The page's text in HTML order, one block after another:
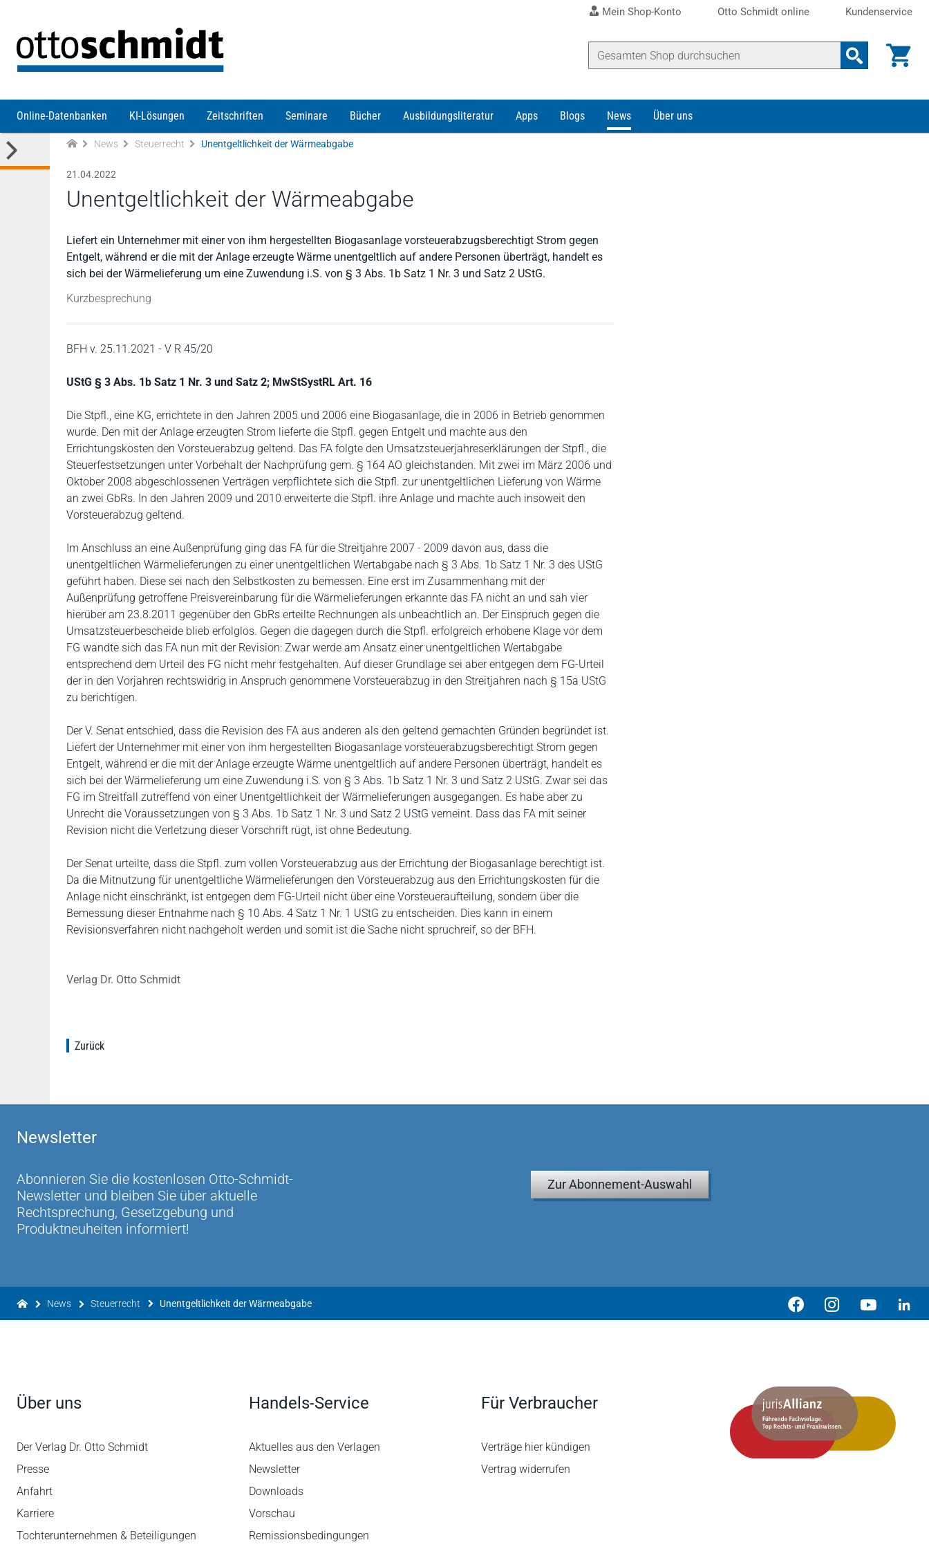
Mein Shop-Konto Otto Schmidt online Kundenservice
Online-Datenbanken KI-Lösungen Zeitschriften Seminare Bücher Ausbildungsliteratur Apps Blogs News Über uns
News Steuerrecht Unentgeltlichkeit der Wärmeabgabe
21.04.2022
Unentgeltlichkeit der Wärmeabgabe
Liefert ein Unternehmer mit einer von ihm hergestellten Biogasanlage vorsteuerabzugsberechtigt Strom gegen
Entgelt, während er die mit der Anlage erzeugte Wärme unentgeltlich auf andere Personen überträgt, handelt es
sich bei der Wärmelieferung um eine Zuwendung i.S. von § 3 Abs. 1b Satz 1 Nr. 3 und Satz 2 UStG.
Kurzbesprechung
BFH v. 25.11.2021 - V R 45/20
UStG § 3 Abs. 1b Satz 1 Nr. 3 und Satz 2; MwStSystRL Art. 16
Die Stpfl., eine KG, errichtete in den Jahren 2005 und 2006 eine Biogasanlage, die in 2006 in Betrieb genommen
wurde. Den mit der Anlage erzeugten Strom lieferte die Stpfl. gegen Entgelt und machte aus den
Errichtungskosten den Vorsteuerabzug geltend. Das FA folgte den Umsatzsteuerjahreserklärungen der Stpfl., die
Steuerfestsetzungen unter Vorbehalt der Nachprüfung gem. § 164 AO gleichstanden. Mit zwei im März 2006 und
Oktober 2008 abgeschlossenen Verträgen verpflichtete sich die Stpfl. zur unentgeltlichen Lieferung von Wärme
an zwei GbRs. In den Jahren 2009 und 2010 erweiterte die Stpfl. ihre Anlage und machte auch insoweit den
Vorsteuerabzug geltend.
Im Anschluss an eine Außenprüfung ging das FA für die Streitjahre 2007 - 2009 davon aus, dass die
unentgeltlichen Wärmelieferungen zu einer unentgeltlichen Wertabgabe nach § 3 Abs. 1b Satz 1 Nr. 3 des UStG
geführt haben. Diese sei nach den Selbstkosten zu bemessen. Eine erst im Zusammenhang mit der
Außenprüfung getroffene Preisvereinbarung für die Wärmelieferungen erkannte das FA nicht an und sah vier
hierüber am 23.8.2011 gegenüber den GbRs erteilte Rechnungen als unbeachtlich an. Der Einspruch gegen die
Umsatzsteuerbescheide blieb erfolglos. Gegen die dagegen durch die Stpfl. erfolgreich erhobene Klage vor dem
FG wandte sich das FA nun mit der Revision: Zwar werde am Ansatz einer unentgeltlichen Wertabgabe
entsprechend dem Urteil des FG nicht mehr festgehalten. Auf dieser Grundlage sei aber entgegen dem FG-Urteil
der in den Vorjahren rechtswidrig in Anspruch genommene Vorsteuerabzug in den Streitjahren nach § 15a UStG
zu berichtigen.
Der V. Senat entschied, dass die Revision des FA aus anderen als den geltend gemachten Gründen begründet ist.
Liefert der Unternehmer mit einer von ihm hergestellten Biogasanlage vorsteuerabzugsberechtigt Strom gegen
Entgelt, während er die mit der Anlage erzeugte Wärme unentgeltlich auf andere Personen überträgt, handelt es
sich bei der Wärmelieferung um eine Zuwendung i.S. von § 3 Abs. 1b Satz 1 Nr. 3 und Satz 2 UStG. Zwar sei das
FG im Streitfall zutreffend von einer Unentgeltlichkeit der Wärmelieferungen ausgegangen. Es habe aber zu
Unrecht die Voraussetzungen von § 3 Abs. 1b Satz 1 Nr. 3 und Satz 2 UStG verneint. Dass das FA mit seiner
Revision nicht die Verletzung dieser Vorschrift rügt, ist ohne Bedeutung.
Der Senat urteilte, dass die Stpfl. zum vollen Vorsteuerabzug aus der Errichtung der Biogasanlage berechtigt ist.
Da die Mitnutzung für unentgeltliche Wärmelieferungen den Vorsteuerabzug aus den Errichtungskosten für die
Anlage nicht einschränkt, ist entgegen dem FG-Urteil nicht über eine Vorsteueraufteilung, sondern über die
Bemessung dieser Entnahme nach § 10 Abs. 4 Satz 1 Nr. 1 UStG zu entscheiden. Dies kann in einem
Revisionsverfahren nicht nachgeholt werden und somit ist die Sache nicht spruchreif, so der BFH.
Verlag Dr. Otto Schmidt
Zurück
Newsletter
Abonnieren Sie die kostenlosen Otto-Schmidt-
Newsletter und bleiben Sie über aktuelle
Rechtsprechung, Gesetzgebung und
Produktneuheiten informiert!
Zur Abonnement-Auswahl
News Steuerrecht Unentgeltlichkeit der Wärmeabgabe
Über uns
Der Verlag Dr. Otto Schmidt
Presse
Anfahrt
Karriere
Tochterunternehmen & Beteiligungen
Handels-Service
Aktuelles aus den Verlagen
Newsletter
Downloads
Vorschau
Remissionsbedingungen
Für Verbraucher
Verträge hier kündigen
Vertrag widerrufen